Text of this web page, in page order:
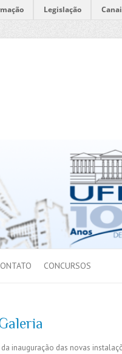
Legislação
CONCURSOS
inauguração das novas